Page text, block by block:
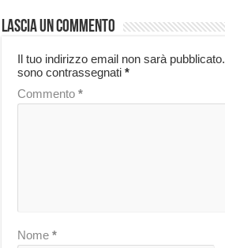
Lascia un commento
Il tuo indirizzo email non sarà pubblicato.
sono contrassegnati*
Commento*
Nome*